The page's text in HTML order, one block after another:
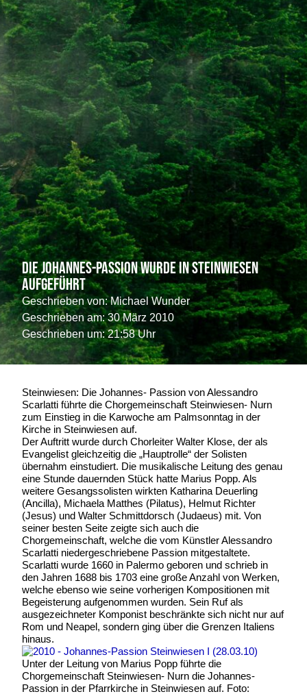
Die Johannes-Passion wurde in Steinwiesen
aufgeführt
Geschrieben von:Michael Wunder
Geschrieben am: 30 März 2010
Geschrieben um: 21:58 Uhr
Steinwiesen: Die Johannes- Passion von Alessandro
Scarlatti führte die Chorgemeinschaft Steinwiesen- Nurn
zum Einstieg in die Karwoche am Palmsonntag in der
Kirche in Steinwiesen auf.
Der Auftritt wurde durch Chorleiter Walter Klose, der als
Evangelist gleichzeitig die „Hauptrolle“ der Solisten
übernahm einstudiert. Die musikalische Leitung des genau
eine Stunde dauernden Stück hatte Marius Popp. Als
weitere Gesangssolisten wirkten Katharina Deuerling
(Ancilla), Michaela Matthes (Pilatus), Helmut Richter
(Jesus) und Walter Schmittdorsch (Judaeus) mit. Von
seiner besten Seite zeigte sich auch die
Chorgemeinschaft, welche die vom Künstler Alessandro
Scarlatti niedergeschriebene Passion mitgestaltete.
Scarlatti wurde 1660 in Palermo geboren und schrieb in
den Jahren 1688 bis 1703 eine große Anzahl von Werken,
welche ebenso wie seine vorherigen Kompositionen mit
Begeisterung aufgenommen wurden. Sein Ruf als
ausgezeichneter Komponist beschränkte sich nicht nur auf
Rom und Neapel, sondern ging über die Grenzen Italiens
hinaus.
Unter der Leitung von Marius Popp führte die
Chorgemeinschaft Steinwiesen- Nurn die Johannes-
Passion in der Pfarrkirche in Steinwiesen auf. Foto: